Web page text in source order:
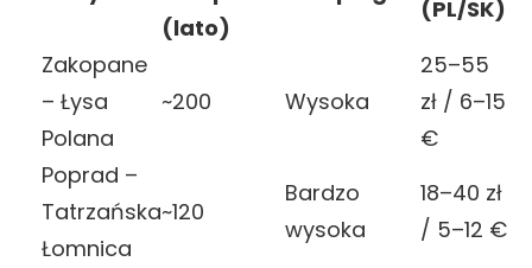
(lato)
(PL/SK)
Zakopane
– Łysa
Polana
~200 Wysoka
25–55
zł / 6–15
€
Poprad –
Tatrzańska
Łomnica
~120
Bardzo
wysoka
18–40 zł
/ 5–12 €